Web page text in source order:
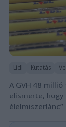
Lidl Kutatás
A GVH 48
elismerte,